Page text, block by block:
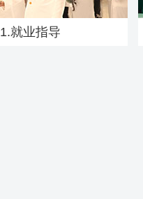
1.就业指导